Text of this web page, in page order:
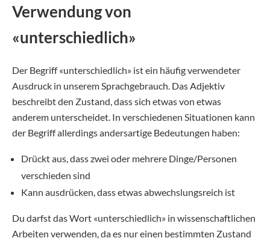
Verwendung von
«unterschiedlich»
Der Begriff «unterschiedlich» ist ein häufig verwendeter
Ausdruck in unserem Sprachgebrauch. Das Adjektiv
beschreibt den Zustand, dass sich etwas von etwas
anderem unterscheidet. In verschiedenen Situationen kann
der Begriff allerdings andersartige Bedeutungen haben:
Drückt aus, dass zwei oder mehrere Dinge/Personen
verschieden sind
Kann ausdrücken, dass etwas abwechslungsreich ist
Du darfst das Wort «unterschiedlich» in wissenschaftlichen
Arbeiten verwenden, da es nur einen bestimmten Zustand